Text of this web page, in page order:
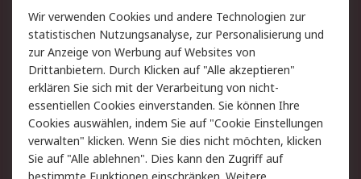
Rücksendungen
Kontakt
Hilfe
Rechtliches
AGB
Datenschutz
Cookie-Richtlinie
Zahlungsbedingungen
Copyright/Impressum
Wir verwenden Cookies und andere Technologien zur
statistischen Nutzungsanalyse, zur Personalisierung und
zur Anzeige von Werbung auf Websites von
Drittanbietern. Durch Klicken auf "Alle akzeptieren"
erklären Sie sich mit der Verarbeitung von nicht-
essentiellen Cookies einverstanden. Sie können Ihre
Cookies auswählen, indem Sie auf "Cookie Einstellungen
verwalten" klicken. Wenn Sie dies nicht möchten, klicken
Sie auf "Alle ablehnen". Dies kann den Zugriff auf